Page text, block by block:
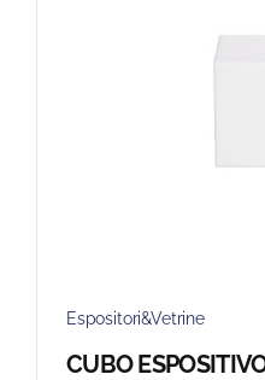
Espositori&Vetrine
CUBO